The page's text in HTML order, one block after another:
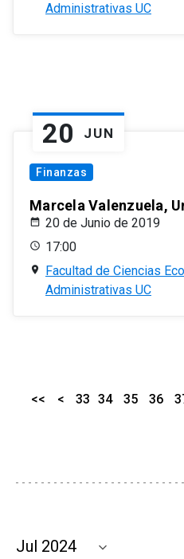
Administrativas UC
20 JUN
Finanzas
Marcela Valenzuela,
20 de Junio de 2019
17:00
Facultad de Ciencias
Administrativas UC
<< < 33 34 35 36